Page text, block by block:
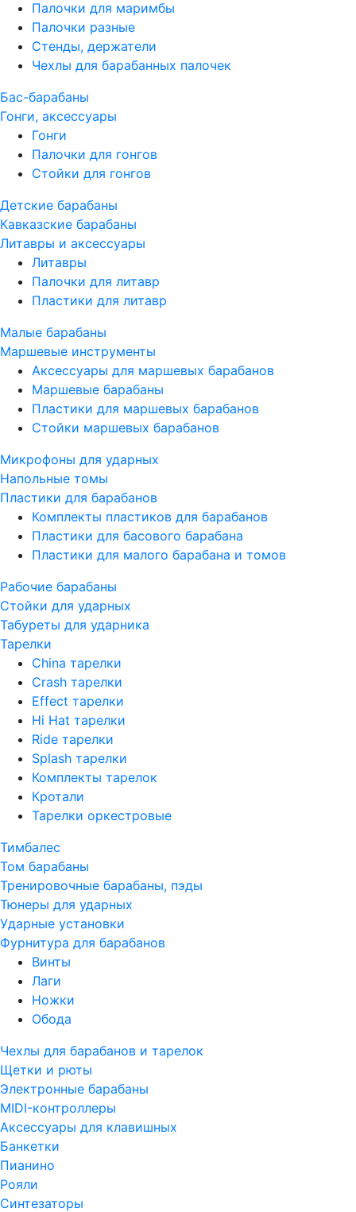
Палочки для маримбы
Палочки разные
Стенды, держатели
Чехлы для барабанных палочек
Бас-барабаны
Гонги, аксессуары
Гонги
Палочки для гонгов
Стойки для гонгов
Детские барабаны
Кавказские барабаны
Литавры и аксессуары
Литавры
Палочки для литавр
Пластики для литавр
Малые барабаны
Маршевые инструменты
Аксессуары для маршевых барабанов
Маршевые барабаны
Пластики для маршевых барабанов
Стойки маршевых барабанов
Микрофоны для ударных
Напольные томы
Пластики для барабанов
Комплекты пластиков для барабанов
Пластики для басового барабана
Пластики для малого барабана и томов
Рабочие барабаны
Стойки для ударных
Табуреты для ударника
Тарелки
China тарелки
Crash тарелки
Effect тарелки
Hi Hat тарелки
Ride тарелки
Splash тарелки
Комплекты тарелок
Кротали
Тарелки оркестровые
Тимбалес
Том барабаны
Тренировочные барабаны, пэды
Тюнеры для ударных
Ударные установки
Фурнитура для барабанов
Винты
Лаги
Ножки
Обода
Чехлы для барабанов и тарелок
Щетки и рюты
Электронные барабаны
MIDI-контроллеры
Аксессуары для клавишных
Банкетки
Пианино
Рояли
Синтезаторы